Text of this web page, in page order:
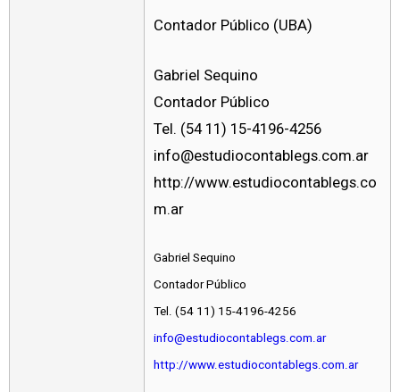
Contador Público (UBA)
Gabriel Sequino
Contador Público
Tel. (54 11) 15-4196-4256
info@estudiocontablegs.com.ar
http://www.estudiocontablegs.co
m.ar
Gabriel Sequino
Contador Público
Tel. (54 11) 15-4196-4256
info@estudiocontablegs.com.ar
http://www.estudiocontablegs.com.ar